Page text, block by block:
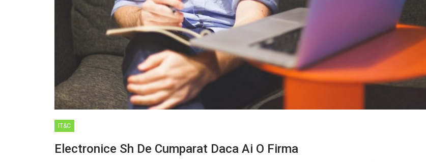
IT&C
Electronice Sh De Cumparat Daca Ai O Firma